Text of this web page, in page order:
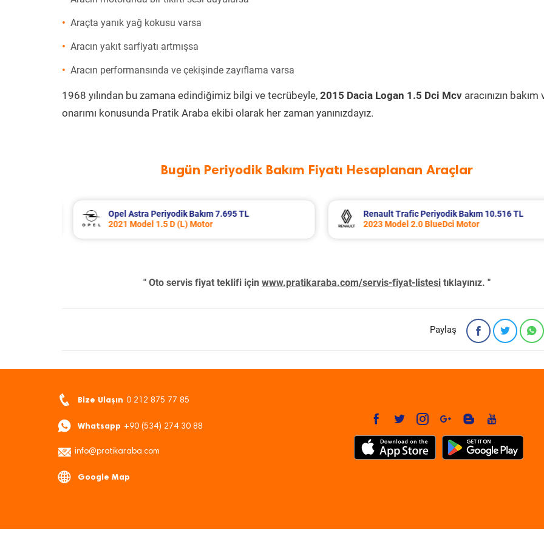
Araçta yanık yağ kokusu varsa
Aracın yakıt sarfiyatı artmışsa
Aracın performansında ve çekişinde zayıflama varsa
1968 yılından bu zamana edindiğimiz bilgi ve tecrübeyle, 2015 Dacia Logan 1.5 Dci Mcv aracınızın bakım
onarımı konusunda Pratik Araba ekibi olarak her zaman yanınızdayız.
Bugün Periyodik Bakım Fiyatı Hesaplanan Araçlar
Renault Trafic Periyodik Bakım 10.516 TL
2023 Model 2.0 BlueDci Motor
Opel Corsa Periyodik Bakım 7.133 TL
2015 Model 1.2 Motor
" Oto servis fiyat teklifi için www.pratikaraba.com/servis-fiyat-listesi tıklayınız. "
Paylaş
Bize Ulaşın 0 212 875 77 85
Whatsapp +90 (534) 274 30 88
info@pratikaraba.com
Google Map